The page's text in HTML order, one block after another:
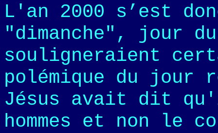
L'an 2000 s’est
"dimanche", jour
souligneraient
polémique du jour
Jésus avait dit
hommes et non le